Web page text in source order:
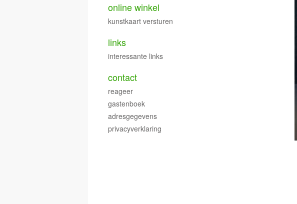
online winkel
kunstkaart versturen
links
interessante links
contact
reageer
gastenboek
adresgegevens
privacyverklaring